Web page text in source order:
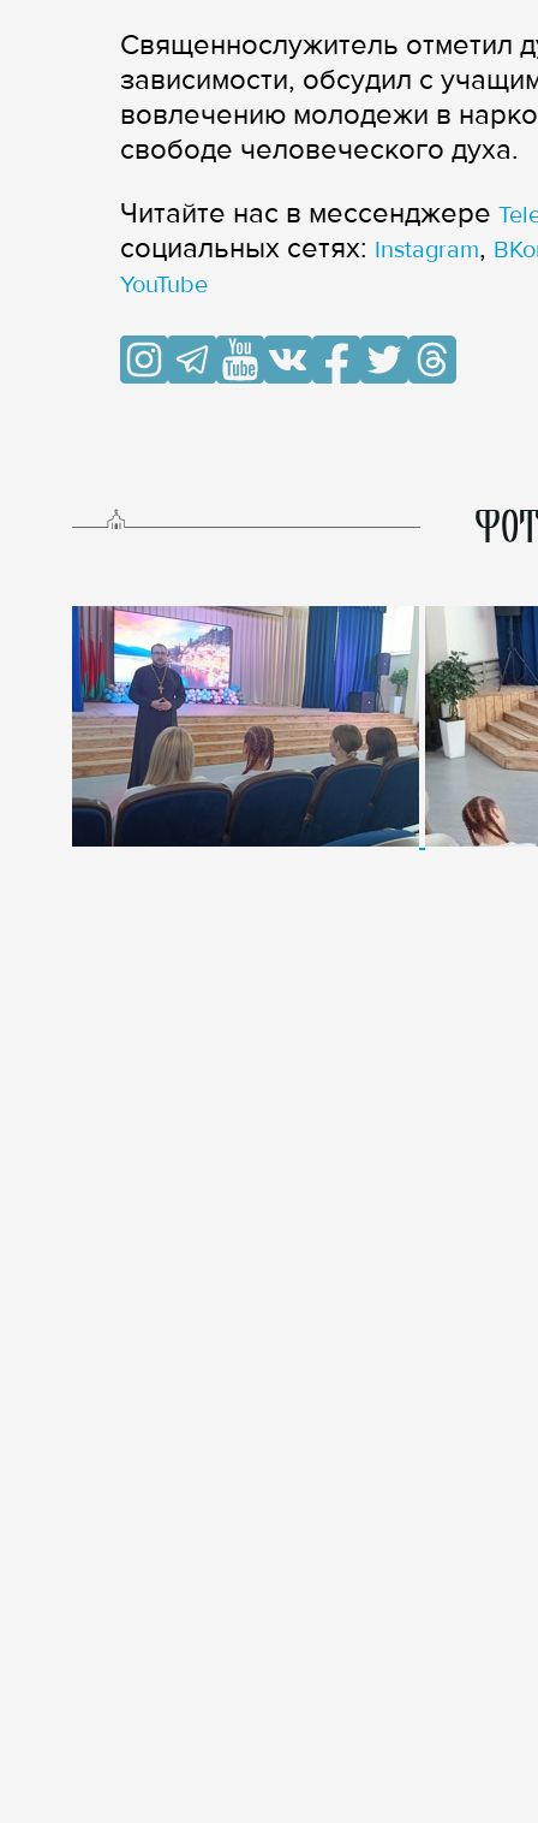
Священнослужитель отметил
зависимости, обсудил с
вовлечению молодежи в
свободе человеческого духа.
Читайте нас в мессенджере
cоциальных сетях: Instagram,
YouTube